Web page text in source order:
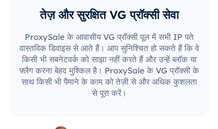
तेज़ और सुरक्षित VG प्रॉक्सी सेवा
ProxySale के आवासीय VG प्रॉक्सी पूल में सभी IP पते
वास्तविक डिवाइस से आते हैं। आप सुनिश्चित हो सकते हैं कि वे
किसी भी सबनेटवर्क को साझा नहीं करते हैं और उन्हें ब्लॉक या
फ़्लैग करना बेहद मुश्किल है। ProxySale के VG प्रॉक्सी के
साथ किसी भी पैमाने के काम को तेज़ी से और अधिक कुशलता
से पूरा करें।